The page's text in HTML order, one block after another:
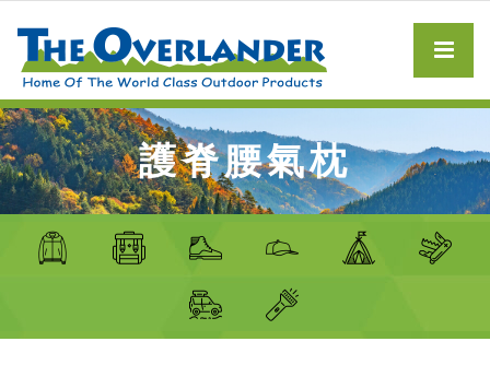
護脊腰氣枕